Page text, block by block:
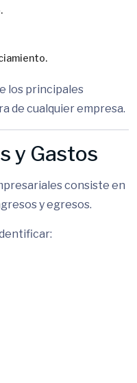
los principales
de cualquier empresa.
y Gastos
consiste en
y egresos.